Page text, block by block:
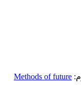
Methods of future